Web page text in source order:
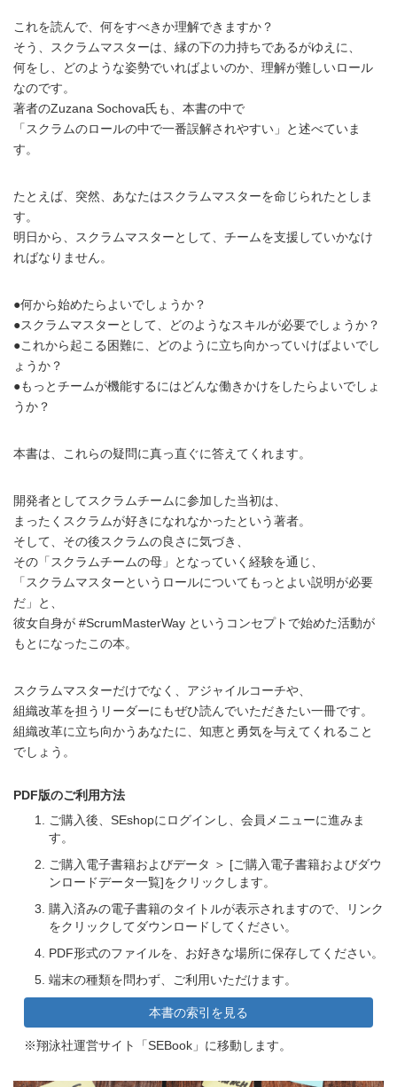
これを読んで、何をすべきか理解できますか？
そう、スクラムマスターは、縁の下の力持ちであるがゆえに、
何をし、どのような姿勢でいればよいのか、理解が難しいロール
なのです。
著者のZuzana Sochova氏も、本書の中で
「スクラムのロールの中で一番誤解されやすい」と述べていま
す。
たとえば、突然、あなたはスクラムマスターを命じられたとしま
す。
明日から、スクラムマスターとして、チームを支援していかなけ
ればなりません。
●何から始めたらよいでしょうか？
●スクラムマスターとして、どのようなスキルが必要でしょうか？
●これから起こる困難に、どのように立ち向かっていけばよいでし
ょうか？
●もっとチームが機能するにはどんな働きかけをしたらよいでしょ
うか？
本書は、これらの疑問に真っ直ぐに答えてくれます。
開発者としてスクラムチームに参加した当初は、
まったくスクラムが好きになれなかったという著者。
そして、その後スクラムの良さに気づき、
その「スクラムチームの母」となっていく経験を通じ、
「スクラムマスターというロールについてもっとよい説明が必要
だ」と、
彼女自身が #ScrumMasterWay というコンセプトで始めた活動が
もとになったこの本。
スクラムマスターだけでなく、アジャイルコーチや、
組織改革を担うリーダーにもぜひ読んでいただきたい一冊です。
組織改革に立ち向かうあなたに、知恵と勇気を与えてくれること
でしょう。
PDF版のご利用方法
ご購入後、SEshopにログインし、会員メニューに進みま
す。
ご購入電子書籍およびデータ ＞ [ご購入電子書籍およびダウ
ンロードデータ一覧]をクリックします。
購入済みの電子書籍のタイトルが表示されますので、リンク
をクリックしてダウンロードしてください。
PDF形式のファイルを、お好きな場所に保存してください。
端末の種類を問わず、ご利用いただけます。
本書の索引を見る
※翔泳社運営サイト「SEBook」に移動します。